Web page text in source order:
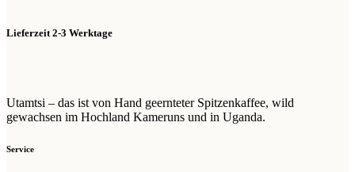
Lieferzeit 2-3 Werktage
Utamtsi – das ist von Hand geernteter Spitzenkaffee, wild
gewachsen im Hochland Kameruns und in Uganda.
Service